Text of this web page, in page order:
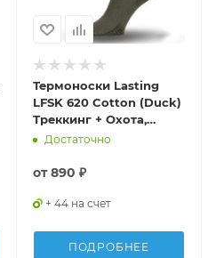
Термоноски Lasting
LFSK 620 Cotton (Duck)
Треккинг + Охота,
зеленый с рисунком,
Достаточно
от890 ₽
+ 44 на счет
ПОДРОБНЕЕ